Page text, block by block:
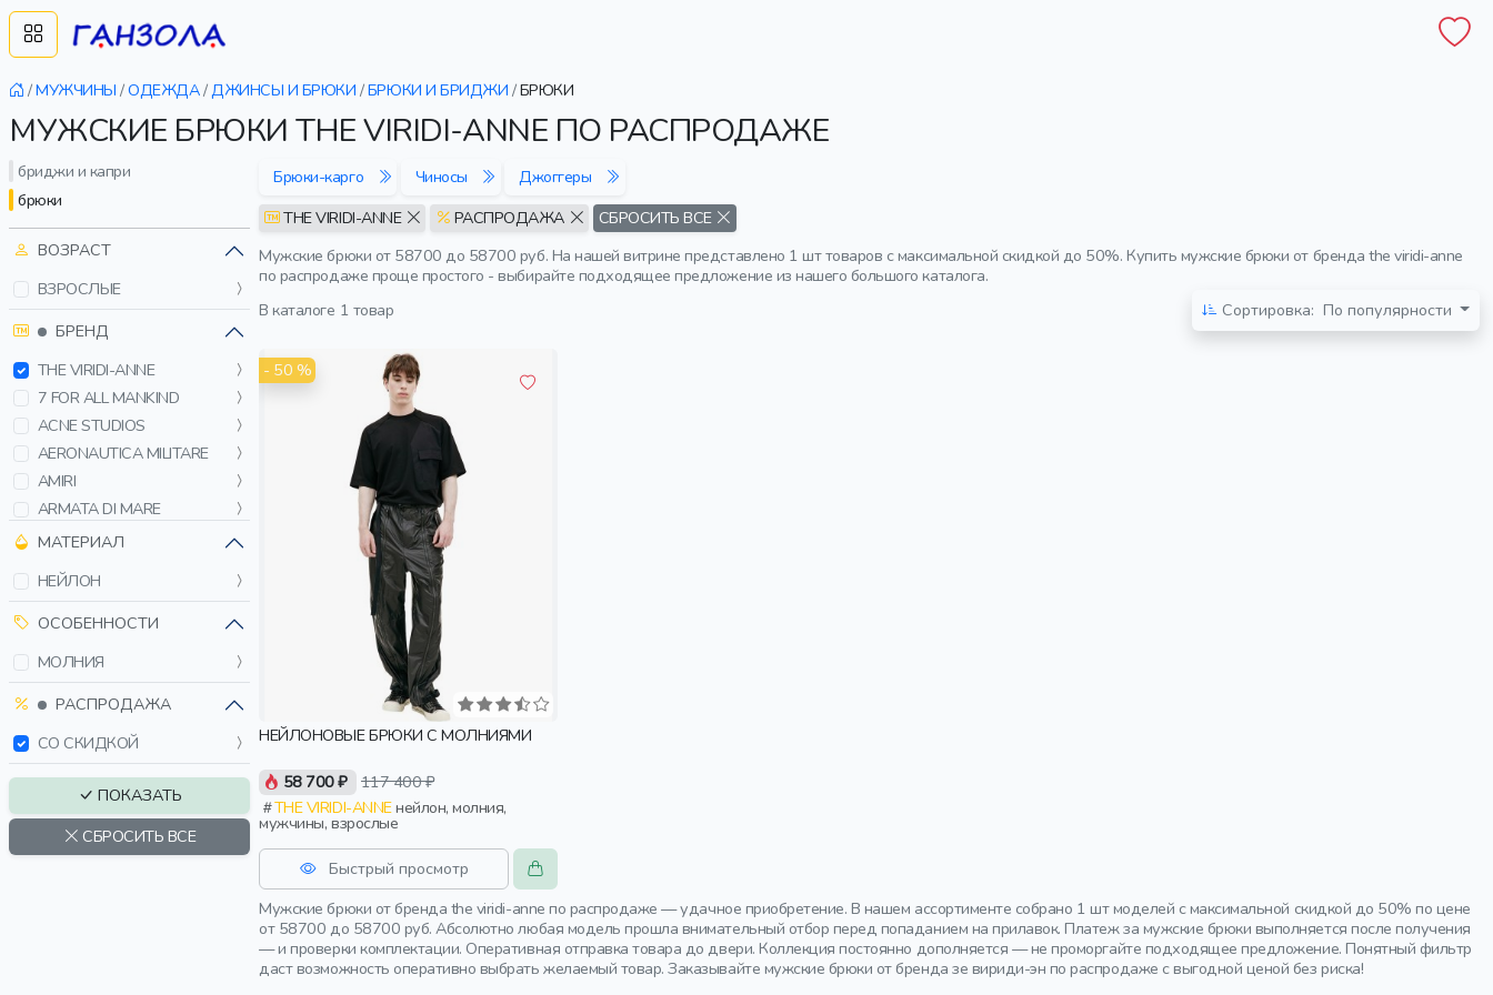
/МУЖЧИНЫ /ОДЕЖДА/ДЖИНСЫ И БРЮКИ /БРЮКИ И БРИДЖИ /БРЮКИ
МУЖСКИЕ БРЮКИ THE VIRIDI-ANNE ПО РАСПРОДАЖЕ
бриджи и капри
брюки
ВОЗРАСТ
ВЗРОСЛЫЕ
БРЕНД
THE VIRIDI-ANNE
7 FOR ALL MANKIND
ACNE STUDIOS
AERONAUTICA MILITARE
AMIRI
ARMATA DI MARE
B1ARCHIVE
BARMAS JEANS
BERTOLO
BLEND
BOGNER FIRE+ICE
BOSS
BRUNELLO CUCINELLI
BTFL
МАТЕРИАЛ
НЕЙЛОН
ОСОБЕННОСТИ
МОЛНИЯ
РАСПРОДАЖА
СО СКИДКОЙ
ПОКАЗАТЬ
СБРОСИТЬ ВСЕ
Брюки-карго Чиносы
Джоггеры
THE VIRIDI-ANNE
РАСПРОДАЖА
СБРОСИТЬ ВСЕ
Мужские брюки от 58700 до 58700 руб. На нашей витрине представлено 1 шт товаров с максимальной скидкой до 50%. Купить мужские брюки от бренда the viridi-anne
по распродаже проще простого - выбирайте подходящее предложение из нашего большого каталога.
В каталоге 1 товар Сортировка: По популярности
- 50 %
НЕЙЛОНОВЫЕ БРЮКИ С МОЛНИЯМИ
58 700 ₽ 117 400 ₽
THE VIRIDI-ANNEнейлон, молния,
мужчины, взрослые
Быстрый просмотр
Мужские брюки от бренда the viridi-anne по распродаже — удачное приобретение. В нашем ассортименте собрано 1 шт моделей с максимальной скидкой до 50% по цене
от 58700 до 58700 руб. Абсолютно любая модель прошла внимательный отбор перед попаданием на прилавок. Платеж за мужские брюки выполняется после получения
— и проверки комплектации. Оперативная отправка товара до двери. Коллекция постоянно дополняется — не проморгайте подходящее предложение. Понятный фильтр
даст возможность оперативно выбрать желаемый товар. Заказывайте мужские брюки от бренда зе вириди-эн по распродаже с выгодной ценой без риска!